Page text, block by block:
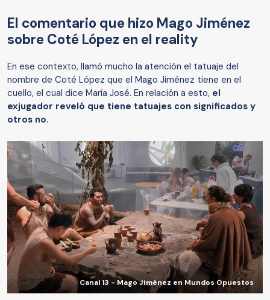
El comentario que hizo Mago Jiménez
sobre Coté López en el reality
En ese contexto, llamó mucho la atención el tatuaje del
nombre de Coté López que el Mago Jiménez tiene en el
cuello, el cual dice María José. En relación a esto, el
exjugador reveló que tiene tatuajes con significados y
otros no.
Canal 13 - Mago Jiménez en Mundos Opuestos